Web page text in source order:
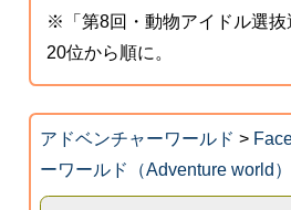
※「第8回・動物アイドル選抜
20位から順に。
アドベンチャーワールド >
ーワールド（Adventure world）